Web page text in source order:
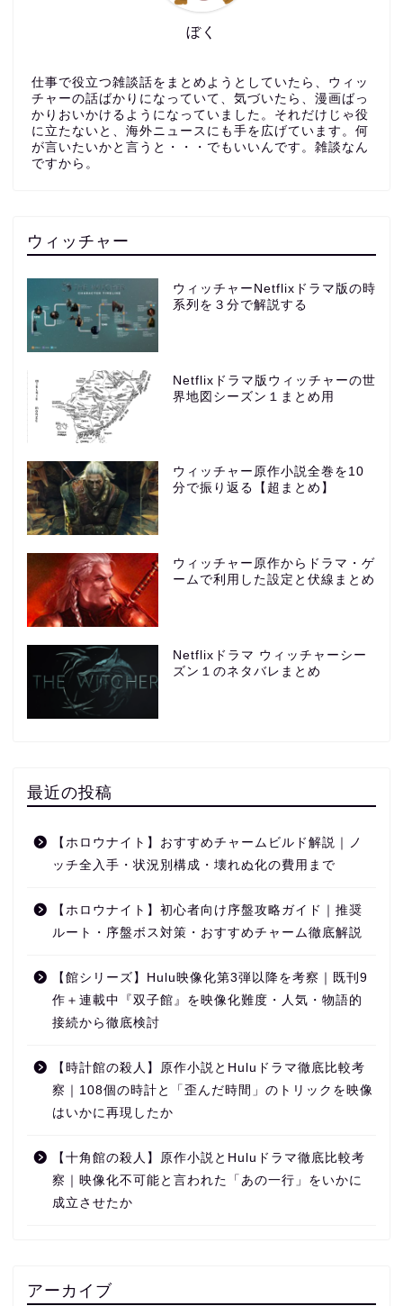
ぼく
仕事で役立つ雑談話をまとめようとしていたら、ウィッ
チャーの話ばかりになっていて、気づいたら、漫画ばっ
かりおいかけるようになっていました。それだけじゃ役
に立たないと、海外ニュースにも手を広げています。何
が言いたいかと言うと・・・でもいいんです。雑談なん
ですから。
ウィッチャー
ウィッチャーNetflixドラマ版の時
系列を３分で解説する
Netflixドラマ版ウィッチャーの世
界地図シーズン１まとめ用
ウィッチャー原作小説全巻を10
分で振り返る【超まとめ】
ウィッチャー原作からドラマ・ゲ
ームで利用した設定と伏線まとめ
Netflixドラマ ウィッチャーシー
ズン１のネタバレまとめ
最近の投稿
【ホロウナイト】おすすめチャームビルド解説｜ノ
ッチ全入手・状況別構成・壊れぬ化の費用まで
【ホロウナイト】初心者向け序盤攻略ガイド｜推奨
ルート・序盤ボス対策・おすすめチャーム徹底解説
【館シリーズ】Hulu映像化第3弾以降を考察｜既刊9
作＋連載中『双子館』を映像化難度・人気・物語的
接続から徹底検討
【時計館の殺人】原作小説とHuluドラマ徹底比較考
察｜108個の時計と「歪んだ時間」のトリックを映像
はいかに再現したか
【十角館の殺人】原作小説とHuluドラマ徹底比較考
察｜映像化不可能と言われた「あの一行」をいかに
成立させたか
アーカイブ